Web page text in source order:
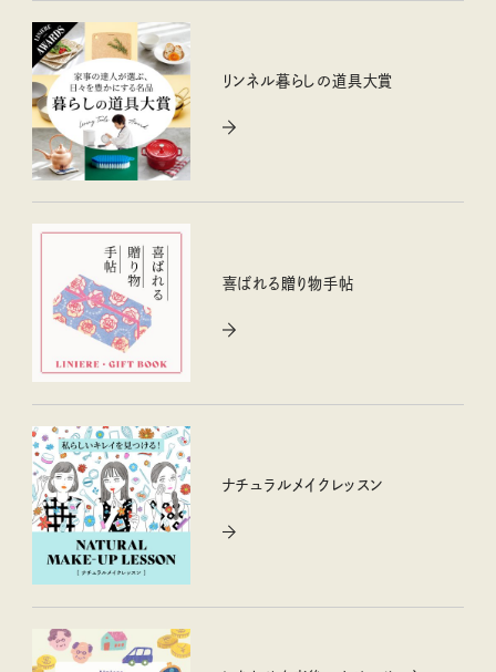
リンネル暮らしの道具大賞
喜ばれる贈り物手帖
ナチュラルメイクレッスン